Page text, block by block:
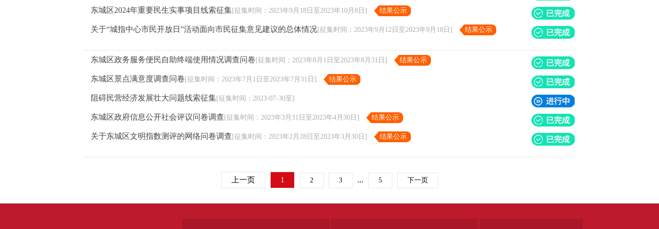
东城区2024年重要民生实事项目线索征集[征集时间：2023年9月18日至2023年10月8日] 结果公示
关于“城指中心市民开放日”活动面向市民征集意见建议的总体情况[征集时间：2023年9月12日至2023年9月18日] 结果公示
东城区政务服务便民自助终端使用情况调查问卷 [征集时间：2023年8月1日至2023年8月31日] 结果公示
东城区景点满意度调查问卷 [征集时间：2023年7月1日至2023年7月31日] 结果公示
阻碍民营经济发展壮大问题线索征集[征集时间：2023-07-30至]
东城区政府信息公开社会评议问卷调查 [征集时间：2023年3月31日至2023年4月30日] 结果公示
关于东城区文明指数测评的网络问卷调查 [征集时间：2023年2月28日至2023年3月30日] 结果公示
上一页 1 2 3 ... 5 下一页